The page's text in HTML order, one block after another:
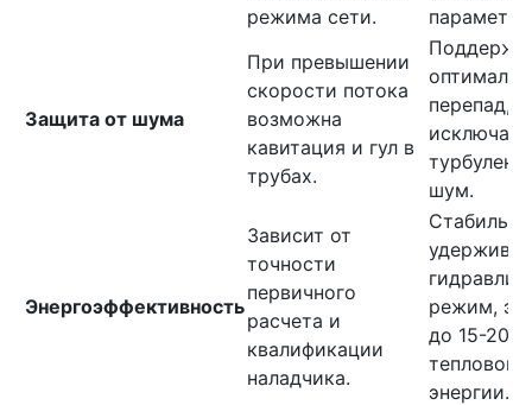
режима сети.
Защита от шума
При превышении
скорости потока
возможна
кавитация и гул в
трубах.
перепад,
исключая
шум.
Энергоэффективность
Зависит от
точности
первичного
расчета и
квалификации
наладчика.
Стабильно
режим,
до 15-20%
тепловой
энергии.